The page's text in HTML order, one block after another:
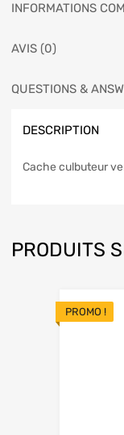
INFORMATIONS
AVIS (0)
QUESTIONS &
DESCRIPTION
Cache culbuteur
PRODUITS
PROMO !